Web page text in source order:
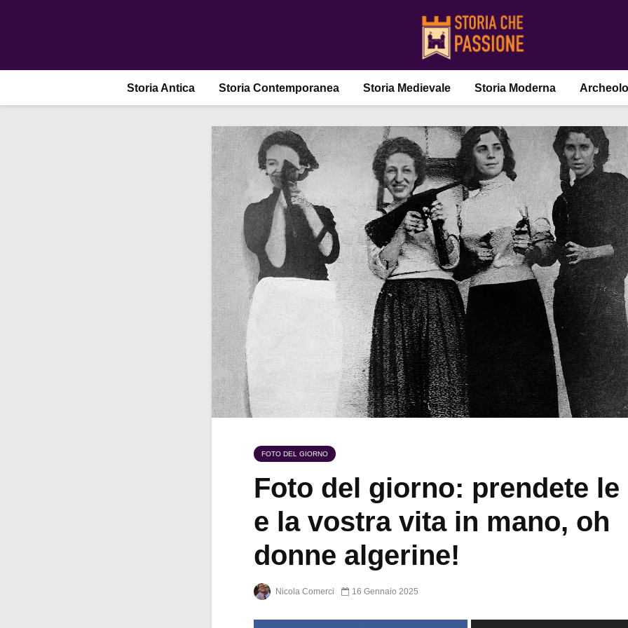
Storia Antica Storia Contemporanea Storia Medievale Storia Moderna
FOTO DEL GIORNO
Foto del giorno: prendete le
e la vostra vita in mano, oh
donne algerine!
Nicola Comerci 16 Gennaio 2025